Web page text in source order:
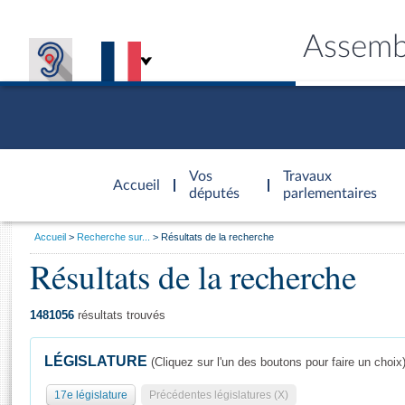
Accueil
d'accueil
Vos
députés
Travaux
parlementaires
Général
Vous
Accueil Recherche sur... Résultats de la recherche
Résultats de la recherche
1481056 résultats trouvés
LÉGISLATURE (Cliquez sur l'un des boutons pour faire un choix)
17e législature Précédentes législatures (X)